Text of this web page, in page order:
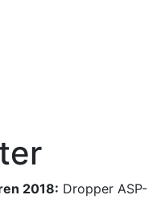
2018: Dropper ASP-